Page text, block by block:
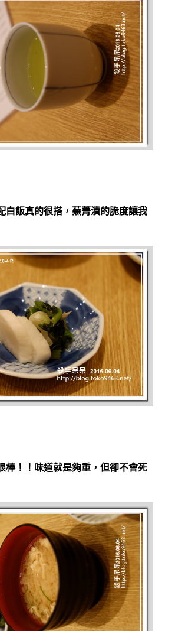
白飯真的很搭，蕪菁漬的脆度讓我
棒！！ 味道就是夠重，但卻不會死